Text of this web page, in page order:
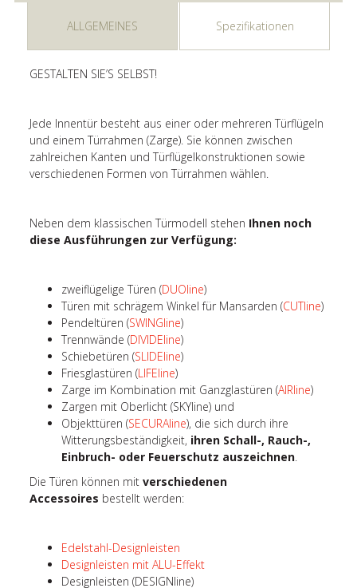
ALLGEMEINES Spezifikationen
GESTALTEN SIE’S SELBST!
Jede Innentür besteht aus einer oder mehreren Türflügeln
und einem Türrahmen (Zarge). Sie können zwischen
zahlreichen Kanten und Türflügelkonstruktionen sowie
verschiedenen Formen von Türrahmen wählen.
Neben dem klassischen Türmodell stehen Ihnen noch
diese Ausführungen zur Verfügung:
zweiflügelige Türen (DUOline)
Türen mit schrägem Winkel für Mansarden (CUTline)
Pendeltüren (SWINGline)
Trennwände (DIVIDEline)
Schiebetüren (SLIDEline)
Friesglastüren (LIFEline)
Zarge im Kombination mit Ganzglastüren (AIRline)
Zargen mit Oberlicht (SKYline) und
Objekttüren (SECURAline), die sich durch ihre
Witterungsbeständigkeit, ihren Schall-, Rauch-,
Einbruch- oder Feuerschutz auszeichnen.
Die Türen können mitverschiedenen
Accessoires bestellt werden:
Edelstahl-Designleisten
Designleisten mit ALU-Effekt
Designleisten (DESIGNline)